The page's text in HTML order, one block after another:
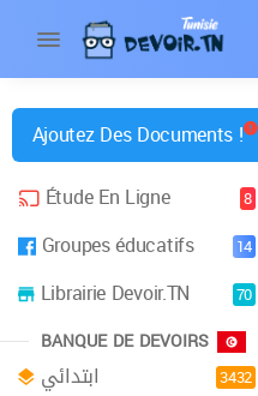
Ajoutez Des Documents !
Étude En Ligne
8
Groupes éducatifs 14
Librairie Devoir.TN 70
BANQUE DE DEVOIRS
ابتدائي 3432